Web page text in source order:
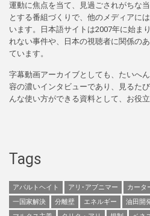
運動に焦点を当て、見過ごされがちな
とする番組づくりで、他のメディアに
います。日本語サイトは2007年に始ま
れない事件や、日本の視聴者に関係の
ています。
字幕動画アーカイブとしても、たいへ
容の濃いインタビューであり、見るた
んな使い方ができる資料として、お役
Tags
アパルトヘイト アリ･アブニマー カータ
一国家解決
分離壁 エネルギー 油田開